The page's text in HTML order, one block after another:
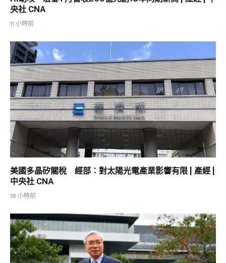
央社 CNA
11 小時前
美國多晶矽關稅 經部：對太陽光電產業影響有限 | 產經 |
中央社 CNA
18 小時前